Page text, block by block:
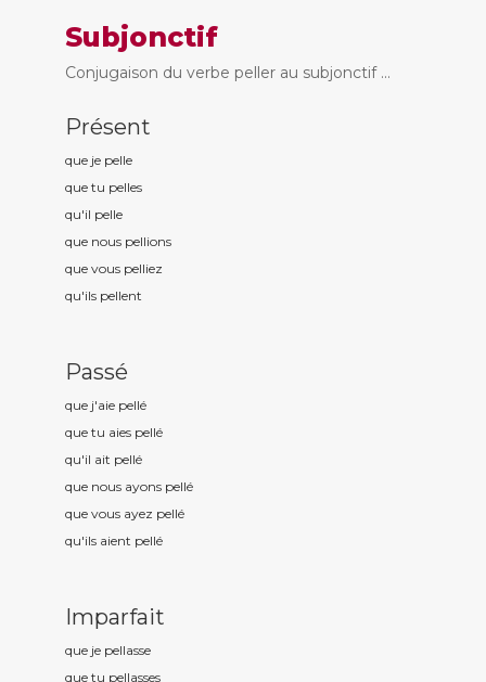
Subjonctif
Conjugaison du verbe peller au subjonctif ...
Présent
que je pelle
que tu pelles
qu'il pelle
que nous pellions
que vous pelliez
qu'ils pellent
Passé
que j'aie pellé
que tu aies pellé
qu'il ait pellé
que nous ayons pellé
que vous ayez pellé
qu'ils aient pellé
Imparfait
que je pellasse
que tu pellasses